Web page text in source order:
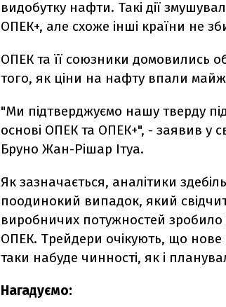
видобутку нафти. Такі дії
ОПЕК+, але схоже інші країни не
ОПЕК та її союзники домовились
того, як ціни на нафту впали
"Ми підтверджуємо нашу тверду
основі ОПЕК та ОПЕК+", - заявив у
Бруно Жан-Рішар Ітуа.
Як зазначається, аналітики
поодинокий випадок, який
виробничих потужностей
ОПЕК. Трейдери очікують, що
таки набуде чинності, як і
Нагадуємо: